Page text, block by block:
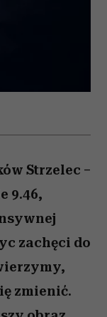
Strzelec –
9.46,
zachęci do
zmienić.